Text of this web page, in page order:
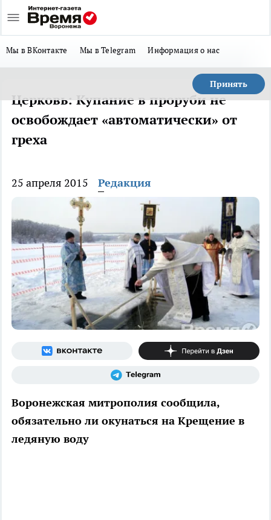
Мы в ВКонтакте Мы в Telegram Информация о нас
Принять
Церковь: Купание в проруби не
освобождает «автоматически» от
греха
25 апреля 2015 Редакция
Воронежская митрополия сообщила,
обязательно ли окунаться на Крещение в
ледяную воду